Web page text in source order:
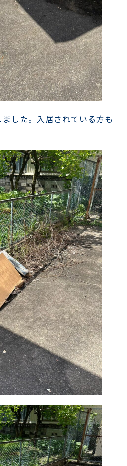
した。入居されている方も